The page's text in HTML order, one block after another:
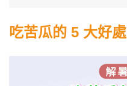
吃苦瓜的 5 大好處